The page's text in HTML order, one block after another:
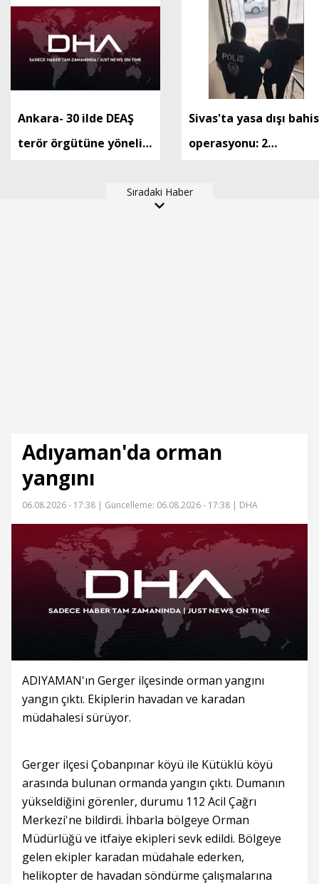
Ankara- 30 ilde DEAŞ
terör örgütüne yönelik
operasyonlarda 104
Sivas'ta yasa dışı bahis
operasyonu: 2
Sıradaki Haber
Adıyaman'da orman
yangını
06.08.2026 - 17:38 | Güncelleme: 06.08.2026 - 17:38 | DHA
ADIYAMAN'ın Gerger ilçesinde orman yangını
yangın çıktı. Ekiplerin havadan ve karadan
müdahalesi sürüyor.
Gerger ilçesi Çobanpınar köyü ile Kütüklü köyü
arasında bulunan ormanda yangın çıktı. Dumanın
yükseldiğini görenler, durumu 112 Acil Çağrı
Merkezi'ne bildirdi. İhbarla bölgeye Orman
Müdürlüğü ve itfaiye ekipleri sevk edildi. Bölgeye
gelen ekipler karadan müdahale ederken,
helikopter de havadan söndürme çalışmalarına